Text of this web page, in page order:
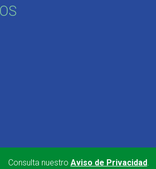
Consulta nuestro Aviso de Privacidad.